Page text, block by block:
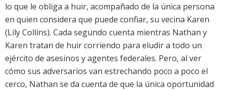
lo que le obliga a huir, acompañado de la única persona
en quien considera que puede confiar, su vecina Karen
(Lily Collins). Cada segundo cuenta mientras Nathan y
Karen tratan de huir corriendo para eludir a todo un
ejército de asesinos y agentes federales. Pero, al ver
cómo sus adversarios van estrechando poco a poco el
cerco, Nathan se da cuenta de que la única oportunidad